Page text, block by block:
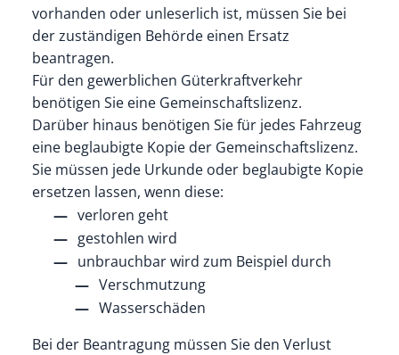
vorhanden oder unleserlich ist, müssen Sie bei
der zuständigen Behörde einen Ersatz
beantragen.
Für den gewerblichen Güterkraftverkehr
benötigen Sie eine Gemeinschaftslizenz.
Darüber hinaus benötigen Sie für jedes Fahrzeug
eine beglaubigte Kopie der Gemeinschaftslizenz.
Sie müssen jede Urkunde oder beglaubigte Kopie
ersetzen lassen, wenn diese:
verloren geht
gestohlen wird
unbrauchbar wird zum Beispiel durch
Verschmutzung
Wasserschäden
Bei der Beantragung müssen Sie den Verlust